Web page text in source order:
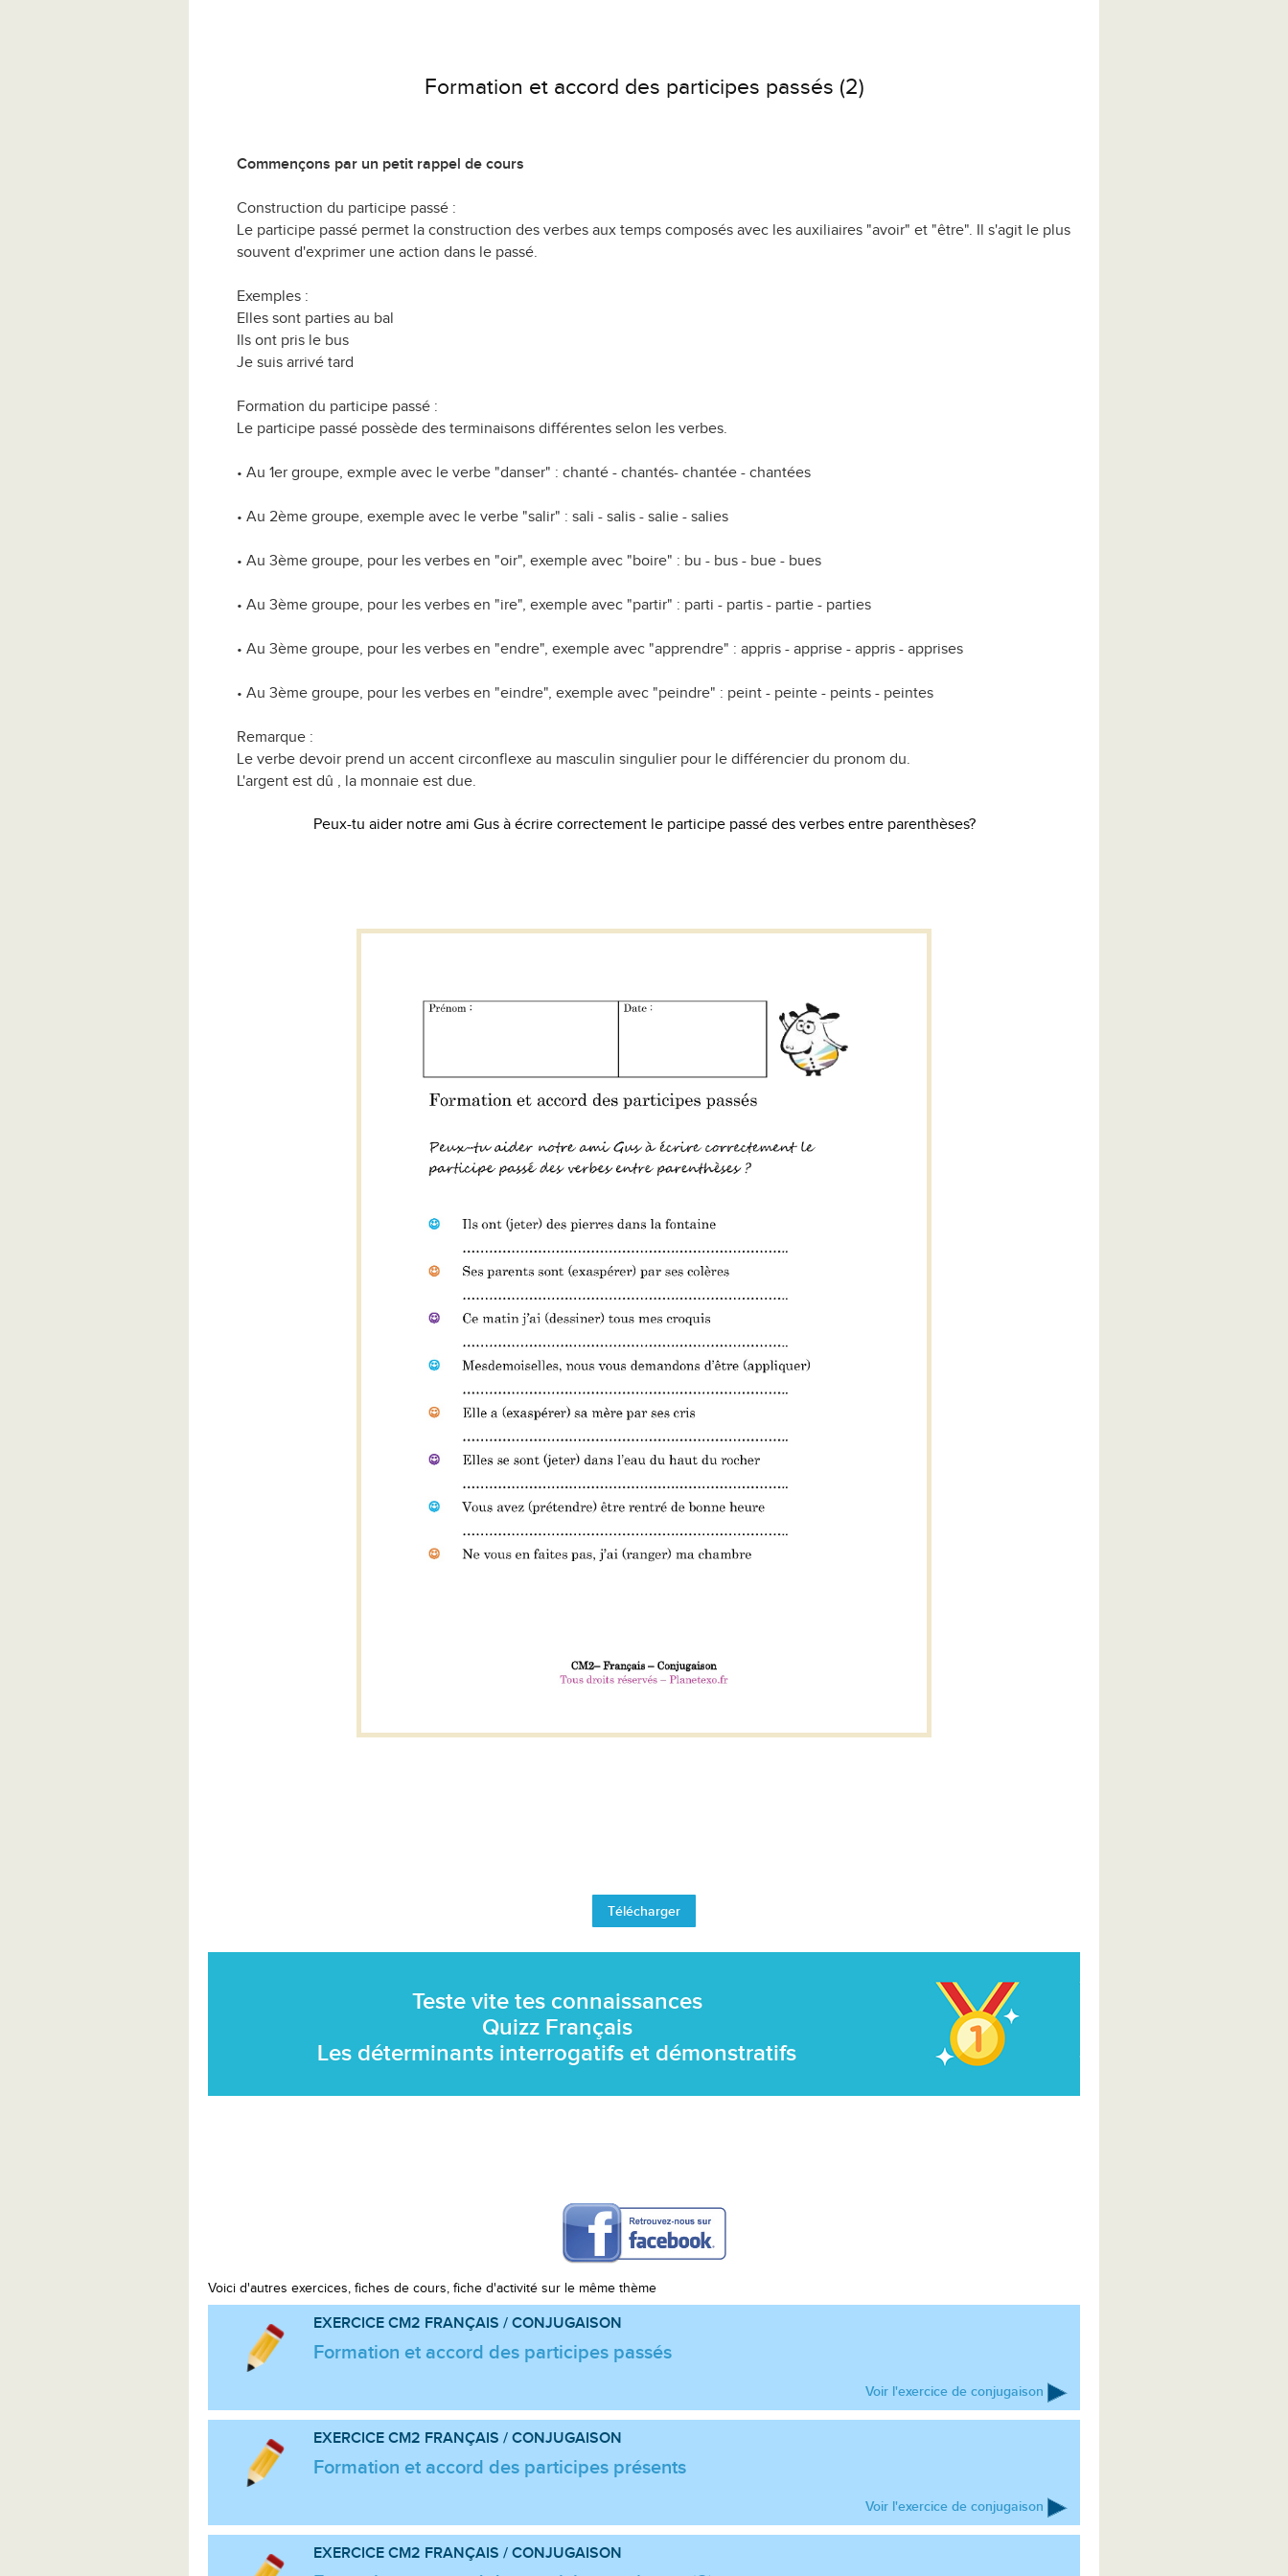
Formation et accord des participes passés (2)
Commençons par un petit rappel de cours
Construction du participe passé :
Le participe passé permet la construction des verbes aux temps composés avec les auxiliaires "avoir" et "être". Il s'agit le plus
souvent d'exprimer une action dans le passé.
Exemples :
Elles sont parties au bal
Ils ont pris le bus
Je suis arrivé tard
Formation du participe passé :
Le participe passé possède des terminaisons différentes selon les verbes.
• Au 1er groupe, exmple avec le verbe "danser" : chanté - chantés- chantée - chantées
• Au 2ème groupe, exemple avec le verbe "salir" : sali - salis - salie - salies
• Au 3ème groupe, pour les verbes en "oir", exemple avec "boire" : bu - bus - bue - bues
• Au 3ème groupe, pour les verbes en "ire", exemple avec "partir" : parti - partis - partie - parties
• Au 3ème groupe, pour les verbes en "endre", exemple avec "apprendre" : appris - apprise - appris - apprises
• Au 3ème groupe, pour les verbes en "eindre", exemple avec "peindre" : peint - peinte - peints - peintes
Remarque :
Le verbe devoir prend un accent circonflexe au masculin singulier pour le différencier du pronom du.
L'argent est dû , la monnaie est due.
Peux-tu aider notre ami Gus à écrire correctement le participe passé des verbes entre parenthèses?
Télécharger
Teste vite tes connaissances
Quizz Français
Les déterminants interrogatifs et démonstratifs
Voici d'autres exercices, fiches de cours, fiche d'activité sur le même thème
EXERCICE CM2 FRANÇAIS / CONJUGAISON
Formation et accord des participes passés
Voir l'exercice de conjugaison
EXERCICE CM2 FRANÇAIS / CONJUGAISON
Formation et accord des participes présents
Voir l'exercice de conjugaison
EXERCICE CM2 FRANÇAIS / CONJUGAISON